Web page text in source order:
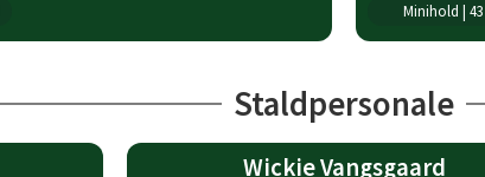
Minihold | 43
Staldpersonale
Wickie Vangsgaard